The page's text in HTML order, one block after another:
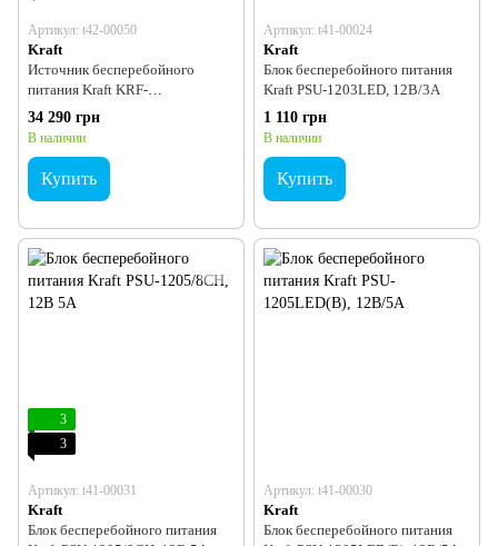
Артикул: t42-00050
Kraft
Источник бесперебойного
питания Kraft KRF-
RM/10KVA/10KW/Ex Pro Online
UPS
34 290 грн
В наличии
Купить
Артикул: t41-00024
Kraft
Блок бесперебойного питания
Kraft PSU-1203LED, 12В/3А
1 110 грн
В наличии
Купить
3
3
Артикул: t41-00031
Kraft
Блок бесперебойного питания
Артикул: t41-00030
Kraft
Блок бесперебойного питания